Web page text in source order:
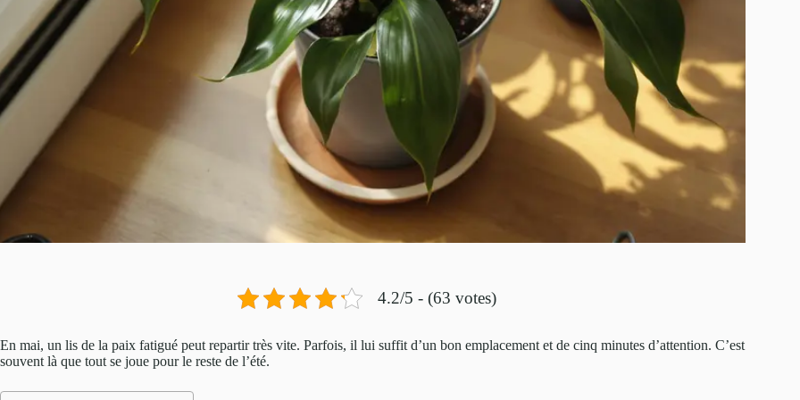
4.2/5 - (63 votes)
En mai, un lis de la paix fatigué peut repartir très vite. Parfois, il lui suffit d’un bon emplacement et de cinq minutes d’attention. C’est
souvent là que tout se joue pour le reste de l’été.